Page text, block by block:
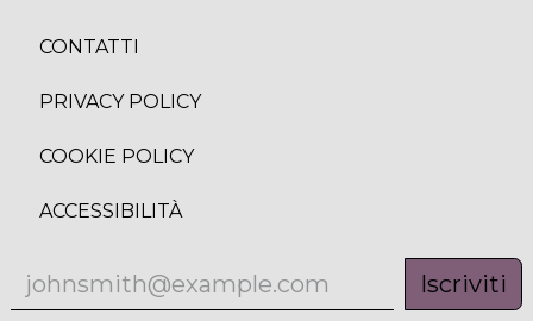
CONTATTI
PRIVACY POLICY
COOKIE POLICY
ACCESSIBILITÀ
Iscriviti